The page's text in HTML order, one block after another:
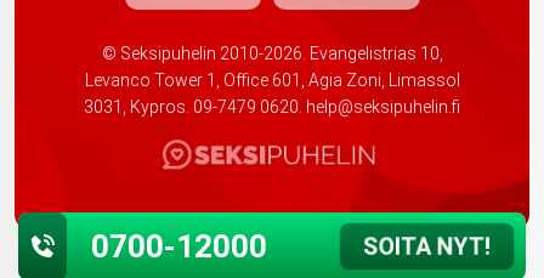
© Seksipuhelin 2010-2026. Evangelistrias 10,
Levanco Tower 1, Office 601, Agia Zoni, Limassol
3031, Kypros. 09-7479 0620. help@seksipuhelin.fi
0700-12000 SOITA NYT!